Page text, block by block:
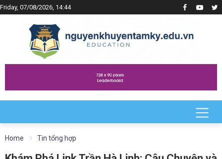
Friday, 07/08/2026, 14:44
Home Tin tổng hợp